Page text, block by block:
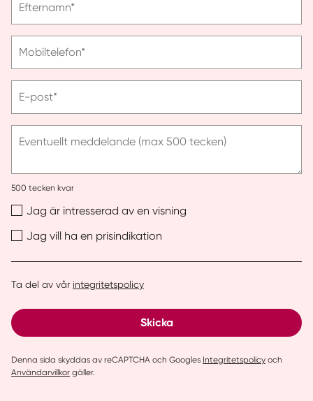
ange
Efternamn*
ange
Mobiltelefon*
ange
post
E-post*
Eventuellt meddelande (max 500 tecken)
500 tecken kvar
Jag är intresserad av en visning
Jag vill ha en prisindikation
Ta del av vår integritetspolicy
Skicka
Denna sida skyddas av reCAPTCHA och Googles Integritetspolicy och
Användarvillkor gäller.